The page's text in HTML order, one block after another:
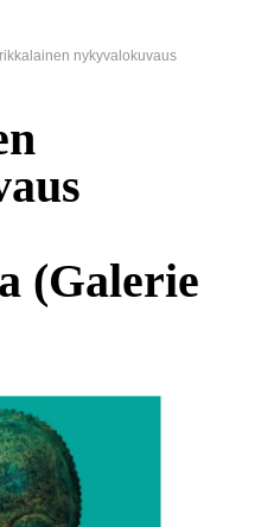
nykyvalokuvaus
(Galerie